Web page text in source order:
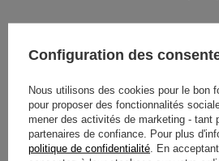
INFORMATIONS IMPORTANTES
Configuration des
Nous utilisons des cookies pour le bon
pour proposer des fonctionnalités
mener des activités de marketing - tant
partenaires de confiance. Pour plus
politique de confidentialité . En